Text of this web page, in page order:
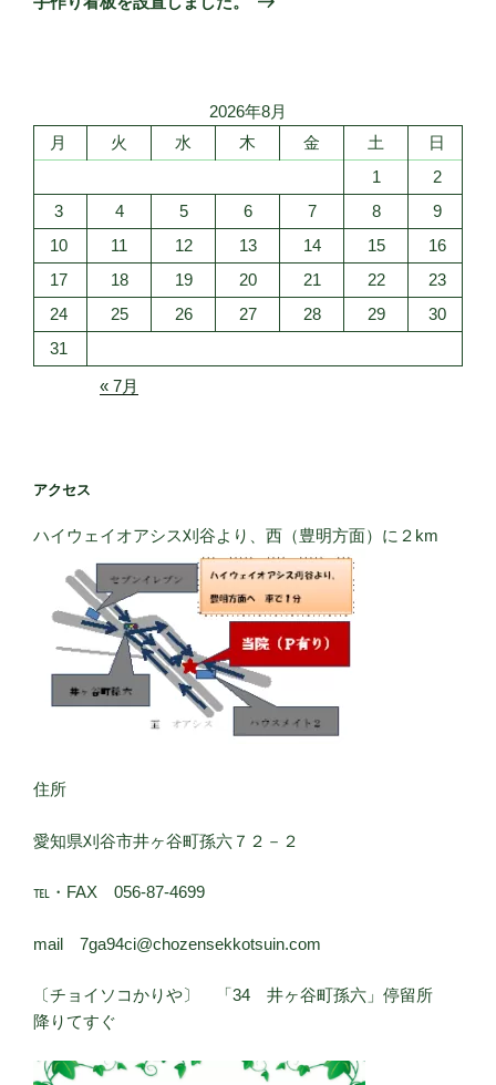
2026年8月
月
火 水 木 金 土
日
1
2
3
4 5 6 7 8
9
10
11 12 13 14 15
16
17
18 19 20 21 22
23
24
25 26 27 28 29
30
31
« 7月
アクセス
ハイウェイオアシス刈谷より、西（豊明方面）に２km
住所
愛知県刈谷市井ヶ谷町孫六７２－２
℡・FAX 056-87-4699
mail 7ga94ci@chozensekkotsuin.com
〔チョイソコかりや〕 「34 井ヶ谷町孫六」停留所
降りてすぐ